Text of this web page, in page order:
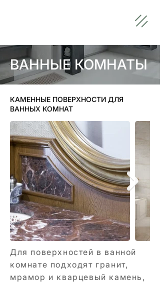
ВАННЫЕ КОМНАТЫ
КАМЕННЫЕ ПОВЕРХНОСТИ ДЛЯ
ВАННЫХ КОМНАТ
Для поверхностей в ванной
комнате подходят гранит,
мрамор и кварцевый камень,